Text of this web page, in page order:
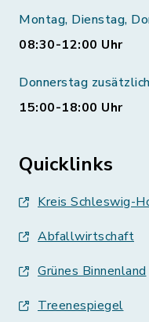
Montag, Dienstag,
08:30-12:00 Uhr
Donnerstag
15:00-18:00 Uhr
Quicklinks
Kreis Schleswig-
Abfallwirtschaft
Grünes Binnenland
Treenespiegel